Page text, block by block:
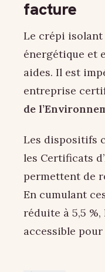
facture
Le crépi
énergétique et
aides. Il est
entreprise
de
Les dispositifs
les Certificats
permettent de
En cumulant
réduite à 5,5
accessible